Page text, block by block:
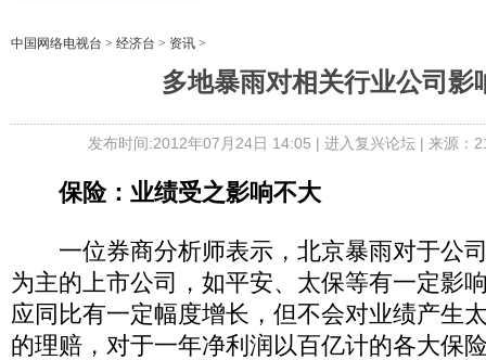
中国网络电视台 > 经济台 > 资讯 >
多地暴雨对相关行业公司影
发布时间:2012年07月24日 14:05 | 进入复兴论坛| 来源：
保险：业绩受之影响不大
一位券商分析师表示，北京暴雨对于公
为主的上市公司，如平安、太保等有一定影
应同比有一定幅度增长，但不会对业绩产生
的理赔，对于一年净利润以百亿计的各大保